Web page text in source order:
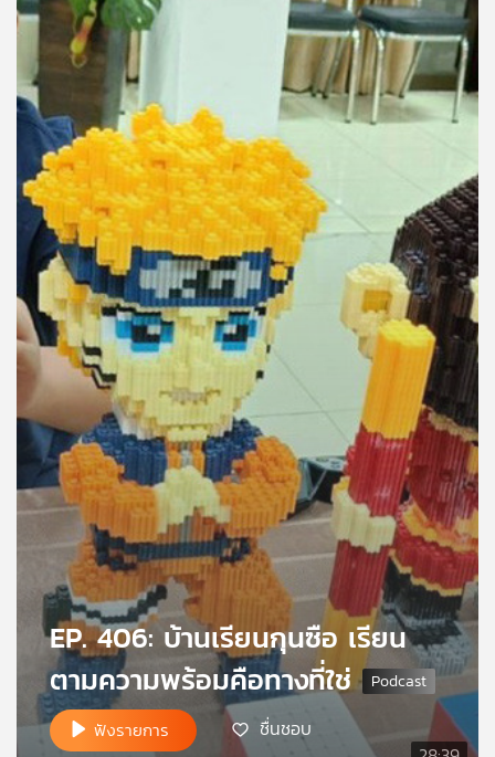
ลิ
สต์
ของ
คุณ
เพลง
บทความ
ข่าว
และ
กิจกรรม
เครือ
ข่าย
วิทยุ
EP. 406: บ้านเรียนกุนซือ เรียน
ตามความพร้อมคือทางที่ใช่
ฟังรายการ ชื่นชอบ